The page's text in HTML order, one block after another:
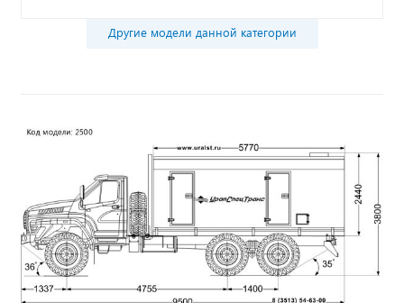
Другие модели данной категории